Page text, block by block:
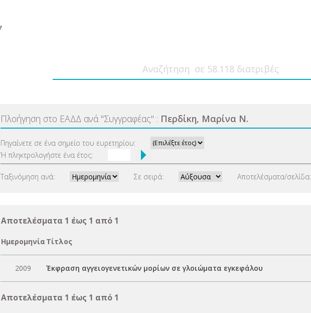
Πλοήγηση στο ΕΑΔΔ ανά "Συγγραφέας" : Περδίκη, Μαρίνα Ν.
Πηγαίνετε σε ένα σημείο του ευρετηρίου:
Ή πληκτρολογήστε ένα έτος:
Ταξινόμηση ανά: Σε σειρά: Αποτελέσματα/σελίδα:
Αποτελέσματα 1 έως 1 από 1
Ημερομηνία Τίτλος
2009 Έκφραση αγγειογενετικών μορίων σε γλοιώματα εγκεφάλου
Αποτελέσματα 1 έως 1 από 1